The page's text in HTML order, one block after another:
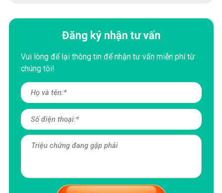
Đăng ký nhận tư vấn
Vui lòng để lại thông tin để nhận tư vấn miễn phí từ
chúng tôi!